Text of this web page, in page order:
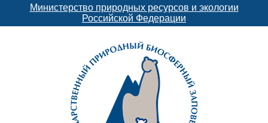
Министерство природных ресурсов и экологии
Российской Федерации